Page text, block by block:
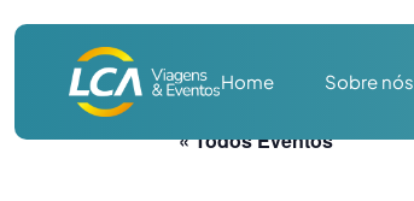
Home Sobre nós
« Todos Eventos